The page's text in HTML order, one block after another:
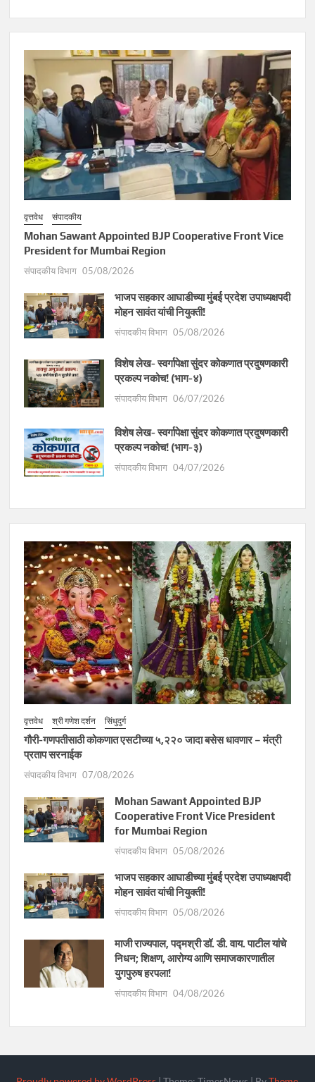
वृत्तवेध संपादकीय
Mohan Sawant Appointed BJP Cooperative Front Vice
President for Mumbai Region
संपादकीय विभाग 05/08/2026
भाजप सहकार आघाडीच्या मुंबई प्रदेश उपाध्यक्षपदी
मोहन सावंत यांची नियुक्ती!
संपादकीय विभाग 05/08/2026
विशेष लेख- स्वर्गापेक्षा सुंदर कोकणात प्रदुषणकारी
प्रकल्प नकोच! (भाग-४)
संपादकीय विभाग 06/07/2026
विशेष लेख- स्वर्गापेक्षा सुंदर कोकणात प्रदुषणकारी
प्रकल्प नकोच! (भाग-३)
संपादकीय विभाग 04/07/2026
वृत्तवेध श्री गणेश दर्शन सिंधुदुर्ग
गौरी-गणपतीसाठी कोकणात एसटीच्या ५,२२० जादा बसेस धावणार – मंत्री
प्रताप सरनाईक
संपादकीय विभाग 07/08/2026
Mohan Sawant Appointed BJP
Cooperative Front Vice President
for Mumbai Region
संपादकीय विभाग 05/08/2026
भाजप सहकार आघाडीच्या मुंबई प्रदेश उपाध्यक्षपदी
मोहन सावंत यांची नियुक्ती!
संपादकीय विभाग 05/08/2026
माजी राज्यपाल, पद्मश्री डॉ. डी. वाय. पाटील यांचे
निधन; शिक्षण, आरोग्य आणि समाजकारणातील
युगपुरुष हरपला!
संपादकीय विभाग 04/08/2026